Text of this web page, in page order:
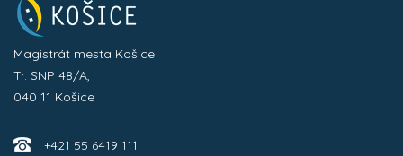
Magistrát mesta Košice
Tr. SNP 48/A,
040 11 Košice
+421 55 6419 111